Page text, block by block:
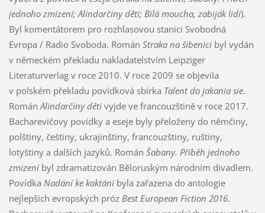
jednoho zmizení; Alindarčiny děti; Bílá moucha, zabiják lidí).
Byl komentátorem pro rozhlasovou stanici Svobodná
Evropa / Radio Svoboda. Román Straka na šibenicibyl vydán
v německém překladu nakladatelstvím Leipziger
Literaturverlag v roce 2010. V roce 2009 se objevila
v polském překladu povídková sbírka Talent do jakania sie.
RománAlindarčiny děti vyjde ve francouzštině v roce 2017.
Bacharevičovy povídky a eseje byly přeloženy do němčiny,
polštiny, češtiny, ukrajinštiny, francouzštiny, ruštiny,
lotyštiny a dalších jazyků. Román Šabany. Příběh jednoho
zmizení byl zdramatizován Běloruským národním divadlem.
Povídka Nadání ke koktání byla zařazena do antologie
nejlepších evropských próz Best European Fiction 2016.